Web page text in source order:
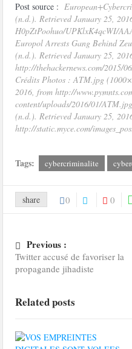
Post source :
(n.d.). Retrieved January 25,
H0pZtPoohuo/UPKlxK4qcWI/
Europol Arrests Gang Behind
(n.d.). Retrieved January 25,
http://thehackernews.com/2015/
Crédits Photos : ATM.jpg
2016, from http://
content/uploads/2016/01/
(n.d.). Retrieved January 25,
http://static.myce.com/
Tags: cybercriminalite
share 0 0
Previous :
Twitter accusé de favoriser la
propagande jihadiste
Related posts